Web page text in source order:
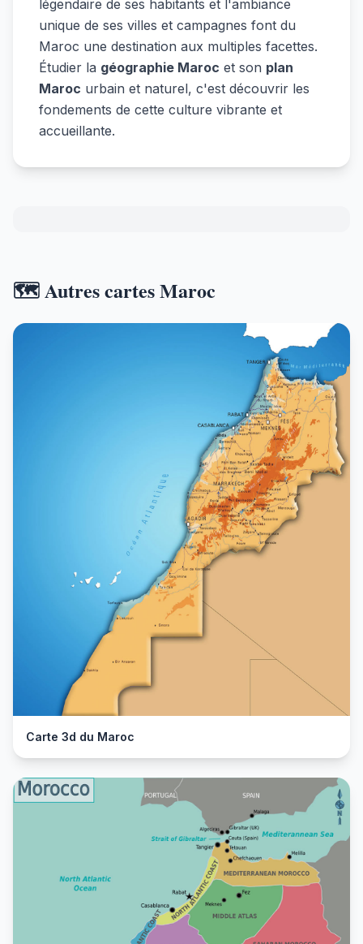
légendaire de ses habitants et l'ambiance
unique de ses villes et campagnes font du
Maroc une destination aux multiples facettes.
Étudier la géographie Maroc et son plan
Maroc urbain et naturel, c'est découvrir les
fondements de cette culture vibrante et
accueillante.
🗺️ Autres cartes Maroc
Carte 3d du Maroc